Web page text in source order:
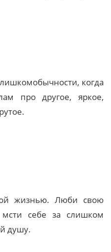
когда
про другое, яркое,
жизнью. Люби свою
себе за слишком
душу.